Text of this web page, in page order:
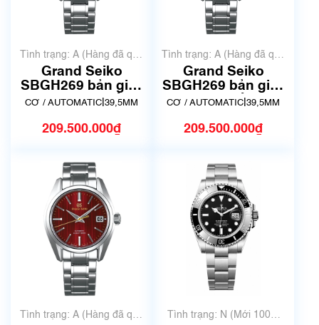
Tình trạng: A (Hàng đã qua
sử dụng nhưng rất đẹp,
không có xước)
Grand Seiko
SBGH269 bản giới
hạn 900 chiếc
CƠ / AUTOMATIC 39,5MM
209.500.000₫
Tình trạng: A (Hàng đã qua
sử dụng nhưng rất đẹp,
không có xước)
Grand Seiko
SBGH269 bản giới
hạn 900 chiếc -JPQ
CƠ / AUTOMATIC 39,5MM
209.500.000₫
Tình trạng: A (Hàng đã qua
Tình trạng: N (Mới 100%